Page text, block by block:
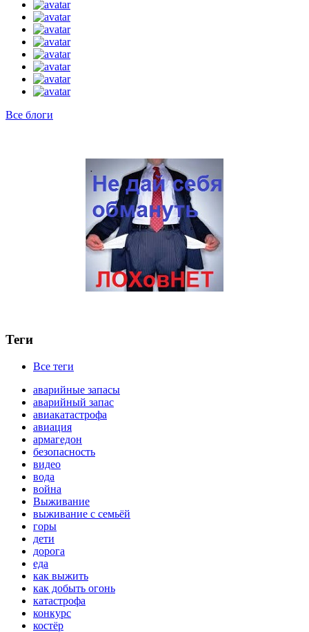
Все блоги
Теги
Все теги
аварийные запасы
аварийный запас
авиакатастрофа
авиация
армагедон
безопасность
видео
вода
война
Выживание
выживание с семьёй
горы
дети
дорога
еда
как выжить
как добыть огонь
катастрофа
конкурс
костёр